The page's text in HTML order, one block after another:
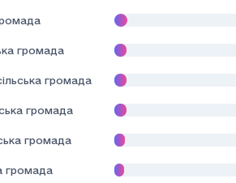
громада
громада
громада
громада
громада